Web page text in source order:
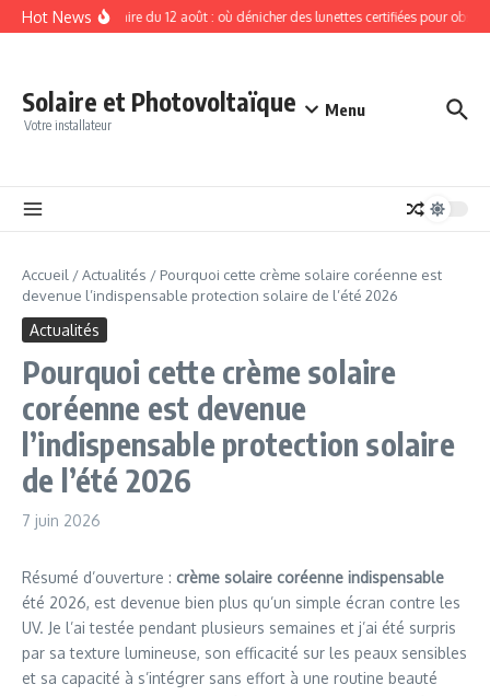
Aller au contenu
Hot News
Éclipse solaire du 12 août : où dénicher des lunettes certifiées pour
Solaire et Photovoltaïque
Votre installateur
Menu
Accueil /Actualités / Pourquoi cette crème solaire coréenne est
devenue l’indispensable protection solaire de l’été 2026
Actualités
Pourquoi cette crème solaire
coréenne est devenue
l’indispensable protection solaire
de l’été 2026
7 juin 2026
Résumé d’ouverture : crème solaire coréenne indispensable
été 2026, est devenue bien plus qu’un simple écran contre les
UV. Je l’ai testée pendant plusieurs semaines et j’ai été surpris
par sa texture lumineuse, son efficacité sur les peaux sensibles
et sa capacité à s’intégrer sans effort à une routine beauté